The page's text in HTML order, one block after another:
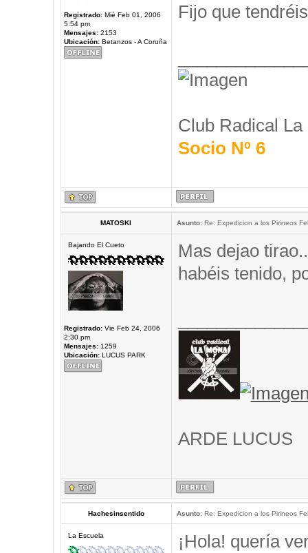
Registrado:Mié Feb 01, 2006
5:54 pm
Mensajes:2153
Ubicación:Betanzos - A Coruña
Fijo que
Club Radical La
Socio Nº 6
MATOSKI Asunto:Re: Expedicion a los Pirineos
Bajando El Cueto
Registrado:Vie Feb 24, 2006
2:30 pm
Mensajes:1259
Ubicación:LUCUS PARK
Mas dejao
habéis tenido,
ARDE LUCUS
Hachesinsentido Asunto:Re: Expedicion a los Pirineos
La Escuela
¡Hola! quería